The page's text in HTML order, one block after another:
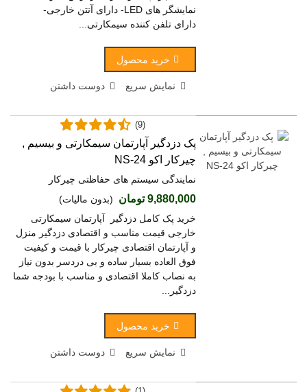
نمایشگر های LED- دارای آنتن خارجی-
دارای تلفن کننده سیمکارتی...
خرید محصول
نمایش سریع دوست داشتن
پک دزدگیر آپارتمان سیمکارتی و بیسیم ,
چیرکار اکو NS-24
نمایندگی سیستم های حفاظتی چیرکار
9,880,000 تومان (بدون مالیات)
(9)
خرید پک کامل دزدگیر آپارتمان سیمکارتی
خارجی قیمت مناسب و اقتصادی دزدگیر منزل
و آپارتمان اقتصادی چیرکار با قیمت و کیفیت
فوق العاده بسیار ساده و بی دردسر بدون نیاز
به نصاب کاملا اقتصادی و مناسب با بودجه شما
دزدگیر...
خرید محصول
نمایش سریع دوست داشتن